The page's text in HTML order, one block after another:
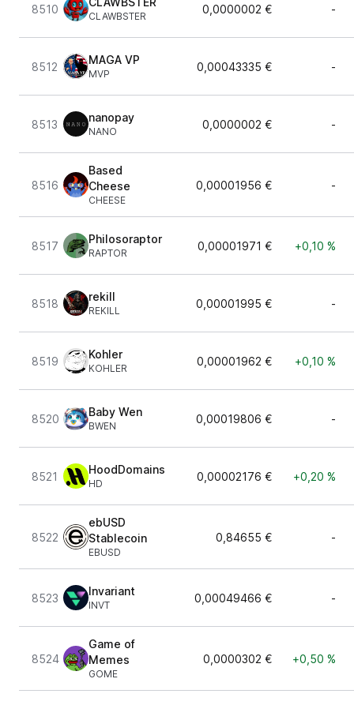
8510
CLAWBSTER
0,0000002 € -
8512
MAGA VP
MVP
0,00043335 € -
8513
nanopay
NANO
0,0000002 € -
8516
Based
Cheese
CHEESE
0,00001956 € -
8517
Philosoraptor
RAPTOR
0,00001971 € +0,10 %
8518
rekill
REKILL
0,00001995 € -
8519
Kohler
KOHLER
0,00001962 € +0,10 %
8520
Baby Wen
BWEN
0,00019806 € -
8521
HoodDomains
HD
0,00002176 € +0,20 %
8522
ebUSD
Stablecoin
EBUSD
0,84655 € -
8523
Invariant
INVT
0,00049466 € -
8524
Game of
Memes
GOME
0,0000302 € +0,50 %